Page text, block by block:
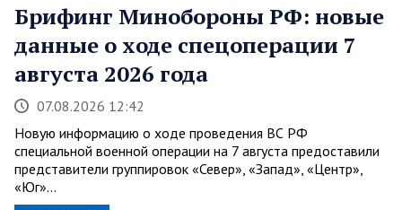
Брифинг Минобороны РФ: новые
данные о ходе спецоперации 7
августа 2026 года
07.08.2026 12:42
Новую информацию о ходе проведения ВС РФ
специальной военной операции на 7 августа предоставили
представители группировок «Север», «Запад», «Центр»,
«Юг»…